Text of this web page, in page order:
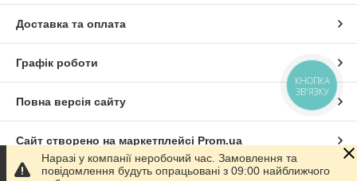
Доставка та оплата
Графік роботи
Повна версія сайту
Сайт створено на маркетплейсі Prom.ua
Наразі у компанії неробочий час. Замовлення та
повідомлення будуть опрацьовані з 09:00 найближчого
КНОПКА
ЗВ'ЯЗКУ